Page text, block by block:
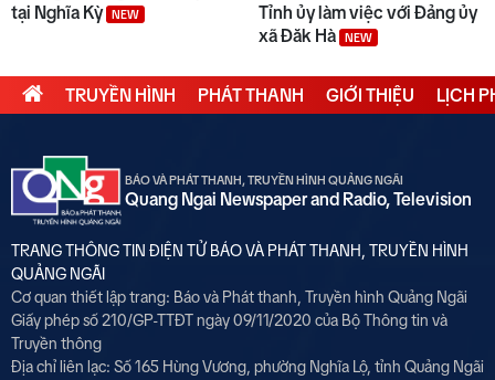
tại Nghĩa Kỳ NEW
Tỉnh ủy làm việc với Đảng ủy
xã Đăk Hà
NEW
TRUYỀN HÌNH PHÁT THANH GIỚI THIỆU LỊCH
BÁO VÀ PHÁT THANH, TRUYỀN HÌNH QUẢNG NGÃI
Quang Ngai Newspaper and Radio, Television
TRANG THÔNG TIN ĐIỆN TỬ BÁO VÀ PHÁT THANH, TRUYỀN HÌNH
QUẢNG NGÃI
Cơ quan thiết lập trang: Báo và Phát thanh, Truyền hình Quảng Ngãi
Giấy phép số 210/GP-TTĐT ngày 09/11/2020 của Bộ Thông tin và
Truyền thông
Địa chỉ liên lạc: Số 165 Hùng Vương, phường Nghĩa Lộ, tỉnh Quảng Ngãi